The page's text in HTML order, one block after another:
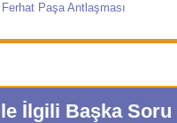
Ferhat Paşa Antlaşması
İlgili Başka Soru